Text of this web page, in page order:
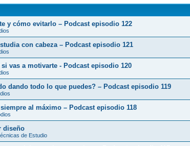
y cómo evitarlo – Podcast episodio 122
con cabeza – Podcast episodio 121
vas a motivarte - Podcast episodio 120
dando todo lo que puedes? – Podcast episodio 119
al máximo – Podcast episodio 118
diseño
de Estudio